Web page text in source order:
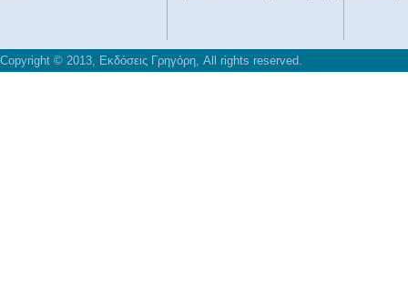
Copyright © 2013, Εκδόσεις Γρηγόρη, All rights reserved.